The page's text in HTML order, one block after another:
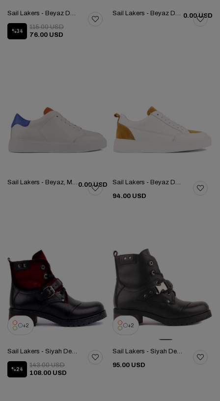
Sail Lakers - Beyaz Deri, Kırmızı, Lacivert Süet Bağcıklı Kadın Günlük Ayakkabı 104-5046HE1065Z
%34
76.00 USD
115.00 USD
Sail Lakers - Beyaz Deri Bağcıklı Kadın Günlük Ayakkabı 104-5046HE1065Z 0.00 USD
Sail Lakers - Beyaz, Mavi, Turuncu Deri Bağcıklı Kadın Günlük Ayakkabı 104-5050HE1065Z 0.00 USD
Sail Lakers - Beyaz Deri, Sarı Süet Kadın Günlük Ayakkabı 104-7051HE1065Z
94.00 USD
2
Sail Lakers - Siyah Deri Fermuarlı Kadın Bot 105-2427-1520
%24
108.00 USD
143.00 USD
2
Sail Lakers - Siyah Deri Fermuarlı Kadın Bot 105-2427-1520
95.00 USD